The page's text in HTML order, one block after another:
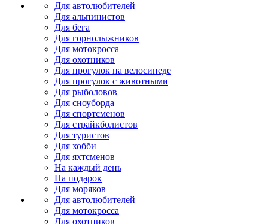
Для автолюбителей
Для альпинистов
Для бега
Для горнолыжников
Для мотокросса
Для охотников
Для прогулок на велосипеде
Для прогулок с животными
Для рыболовов
Для сноуборда
Для спортсменов
Для страйкболистов
Для туристов
Для хобби
Для яхтсменов
На каждый день
На подарок
Для моряков
Для автолюбителей
Для мотокросса
Для охотников